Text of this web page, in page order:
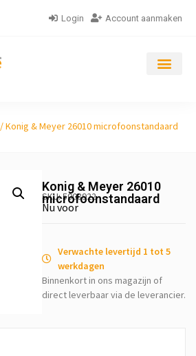
Login Account aanmaken
/ Konig & Meyer 26010 microfoonstandaard
Konig & Meyer 26010
microfoonstandaard
SKU: 5008922
Nu voor
Verwachte levertijd 1 tot 5
werkdagen
Binnenkort in ons magazijn of
direct leverbaar via de leverancier.